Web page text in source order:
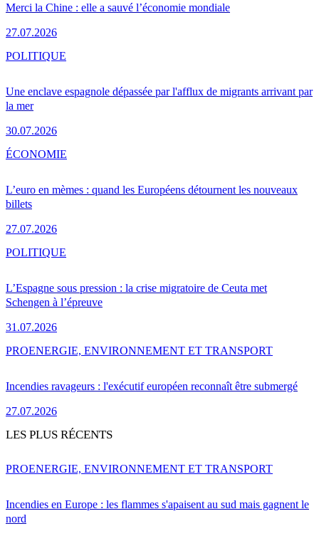
Merci la Chine : elle a sauvé l’économie mondiale
27.07.2026
Une enclave espagnole dépassée par l'afflux de migrants arrivant par
la mer
30.07.2026
POLITIQUE
L’euro en mèmes : quand les Européens détournent les nouveaux
billets
27.07.2026
ÉCONOMIE
L’Espagne sous pression : la crise migratoire de Ceuta met
Schengen à l’épreuve
31.07.2026
POLITIQUE
Incendies ravageurs : l'exécutif européen reconnaît être submergé
27.07.2026
PROENERGIE, ENVIRONNEMENT ET TRANSPORT
LES PLUS RÉCENTS
Incendies en Europe : les flammes s'apaisent au sud mais gagnent le
nord
PROENERGIE, ENVIRONNEMENT ET TRANSPORT